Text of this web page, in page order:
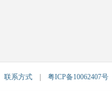
联系方式 粤ICP备10062407号